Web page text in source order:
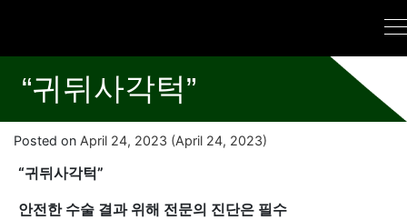
“귀뒤사각턱”
Posted on April 24, 2023 (April 24, 2023)
“귀뒤사각턱”
안전한 수술 결과 위해 전문의 진단은 필수